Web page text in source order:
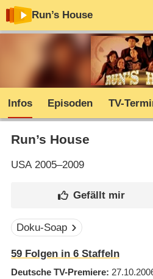
Run’s House
Infos Episoden TV-
Run’s House
USA2005–2009
Doku-Soap
59Folgen in 6Staffeln
Deutsche TV-Premiere